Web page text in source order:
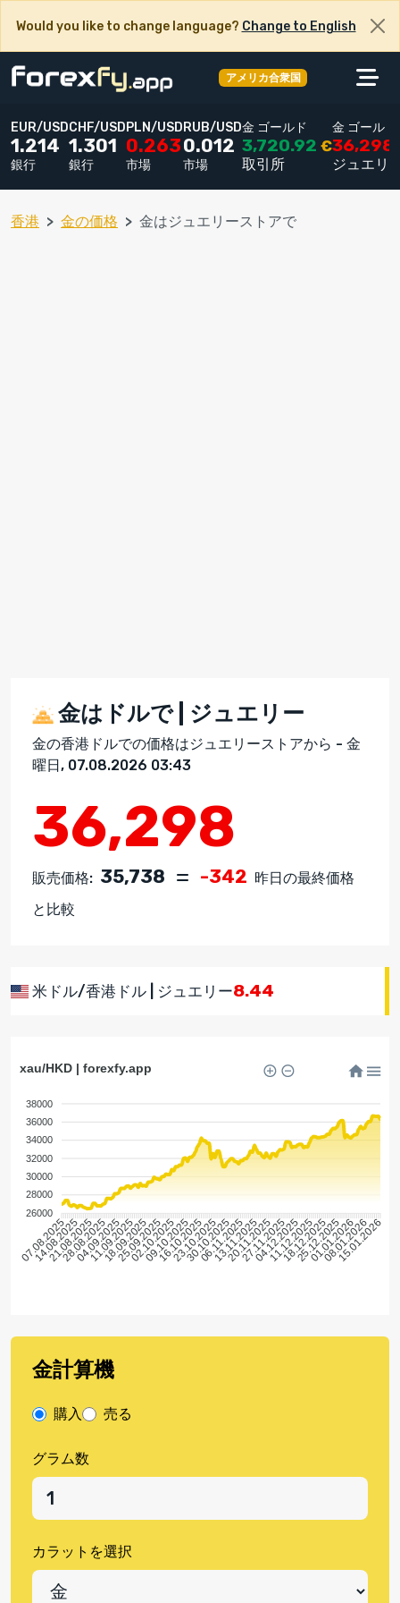
Would you like to change language? Change to English
アメリカ合衆国
EUR/USD
1.214
銀行
CHF/USD
1.301
銀行
PLN/USD
0.263
市場
RUB/USD
0.012
市場
金 ゴールド
3,720.92 €
取引所
金 ゴールド
36,298
ジュエリ
香港 金の価格 金はジュエリーストアで
金はドルで | ジュエリー
金の香港ドルでの価格はジュエリーストアから - 金
曜日, 07.08.2026 03:43
36,298
販売価格: 35,738 -342 昨日の最終価格
と比較
米ドル/香港ドル | ジュエリー8.44
xau/HKD | forexfy.app
38000
36000
34000
32000
30000
28000
26000
07.08.2025
14.08.2025
21.08.2025
28.08.2025
04.09.2025
11.09.2025
18.09.2025
25.09.2025
02.10.2025
09.10.2025
16.10.2025
23.10.2025
30.10.2025
06.11.2025
13.11.2025
20.11.2025
27.11.2025
04.12.2025
11.12.2025
18.12.2025
25.12.2025
01.01.2026
08.01.2026
15.01.2026
金計算機
購入 売る
グラム数
カラットを選択